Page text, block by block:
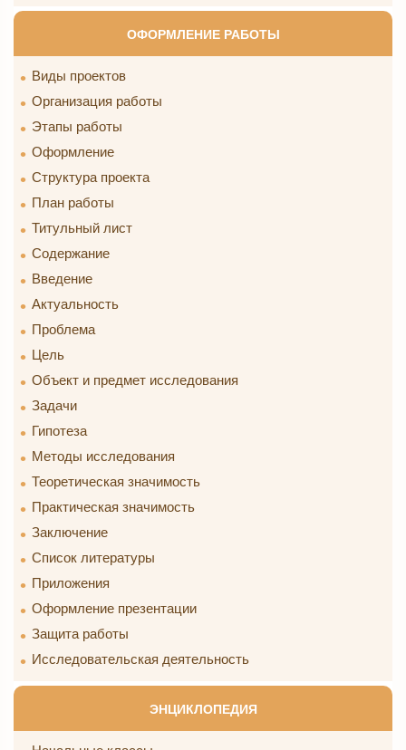
ОФОРМЛЕНИЕ РАБОТЫ
Виды проектов
Организация работы
Этапы работы
Оформление
Структура проекта
План работы
Титульный лист
Содержание
Введение
Актуальность
Проблема
Цель
Объект и предмет исследования
Задачи
Гипотеза
Методы исследования
Теоретическая значимость
Практическая значимость
Заключение
Список литературы
Приложения
Оформление презентации
Защита работы
Исследовательская деятельность
ЭНЦИКЛОПЕДИЯ